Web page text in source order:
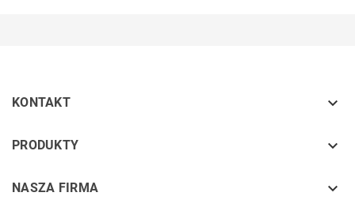
KONTAKT 
PRODUKTY keyboard_arrow_down
NASZA FIRMA keyboard_arrow_down